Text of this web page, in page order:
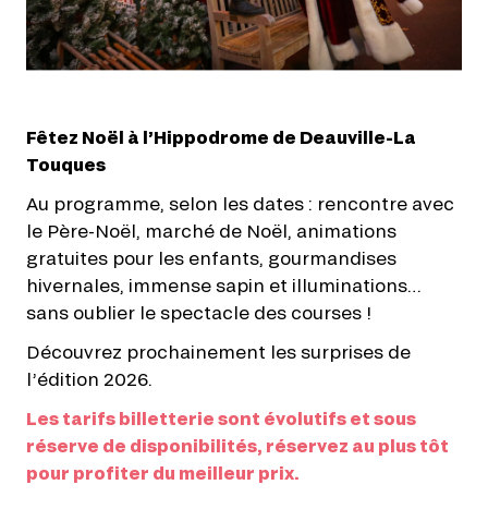
Fêtez Noël à l’Hippodrome de Deauville-La
Touques
Au programme, selon les dates : rencontre avec
le Père-Noël, marché de Noël, animations
gratuites pour les enfants, gourmandises
hivernales, immense sapin et illuminations…
sans oublier le spectacle des courses !
Découvrez prochainement les surprises de
l’édition 2026.
Les tarifs billetterie sont évolutifs et sous
réserve de disponibilités, réservez au plus tôt
pour profiter du meilleur prix.